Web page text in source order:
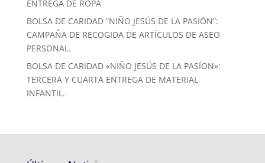
ENTREGA DE ROPA
BOLSA DE CARIDAD “NIÑO JESÚS DE LA PASIÓN”:
CAMPAÑA DE RECOGIDA DE ARTÍCULOS DE ASEO
PERSONAL.
BOLSA DE CARIDAD «NIÑO JESÚS DE LA PASÍON»:
TERCERA Y CUARTA ENTREGA DE MATERIAL
INFANTIL.